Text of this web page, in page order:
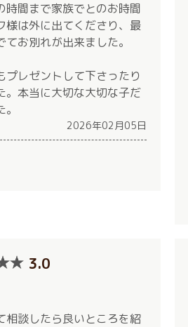
時間まで家族でとのお時間
様は外に出てくださり、最
お別れが出来ました。
レゼントして下さったり
。本当に大切な大切な子だ
2026年02月05日
3.0
相談したら良いところを紹